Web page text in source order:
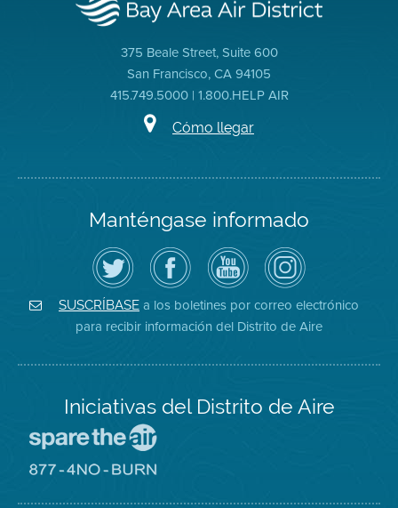
375 Beale Street, Suite 600
San Francisco, CA 94105
415.749.5000 | 1.800.HELP AIR
Cómo llegar
Manténgase informado
Siga
el
Distrito
de
Aire
en
Twitter
Visite
la
página
de
Facebook
del
Distrito
Canal
de
YouTube
del
Distrito
de
Aire
Air
District
on
Instagram
SUSCRÍBASE a los boletines por correo electrónico
para recibir información del Distrito de Aire
Iniciativas del Distrito de Aire